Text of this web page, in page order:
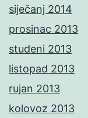
siječanj 2014
prosinac 2013
studeni 2013
listopad 2013
rujan 2013
kolovoz 2013